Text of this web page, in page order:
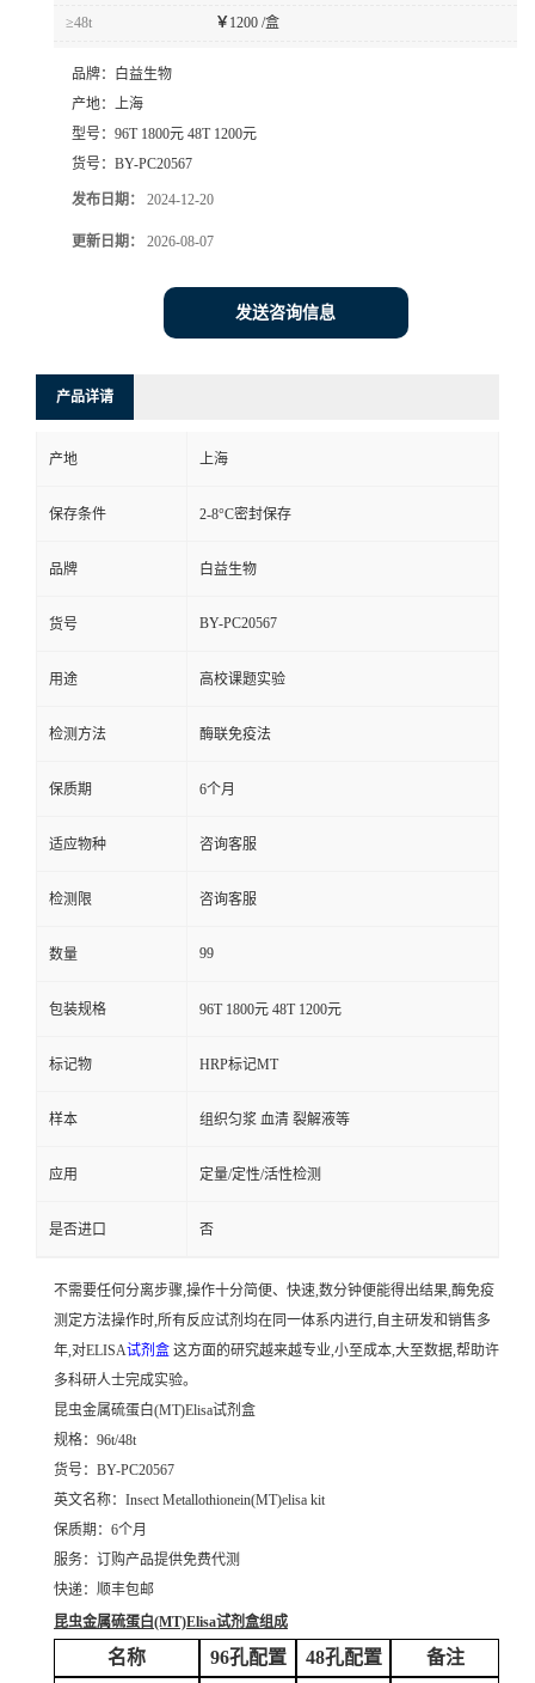
≥48t ￥ 1200 /盒
品牌：
白益生物
产地： 上海
型号： 96T 1800元 48T 1200元
货号： BY-PC20567
发布日期： 2024-12-20
更新日期： 2026-08-07
发送咨询信息
产品详请
产地 上海
保存条件 2-8°C密封保存
品牌 白益生物
货号 BY-PC20567
用途 高校课题实验
检测方法 酶联免疫法
保质期 6个月
适应物种 咨询客服
检测限 咨询客服
数量 99
包装规格 96T 1800元 48T 1200元
标记物 HRP标记MT
样本 组织匀浆 血清 裂解液等
应用 定量/定性/活性检测
是否进口 否
不需要任何分离步骤,操作十分简便、快速,数分钟便能得出结果,酶免疫
测定方法操作时,所有反应试剂均在同一体系内进行,自主研发和销售多
年,对ELISA试剂盒 这方面的研究越来越专业,小至成本,大至数据,帮助许
多科研人士完成实验。
昆虫金属硫蛋白(MT)Elisa试剂盒
规格：96t/48t
货号：BY-PC20567
英文名称： Insect Metallothionein(MT)elisa kit
保质期：6个月
服务：订购产品提供免费代测
快递：顺丰包邮
昆虫金属硫蛋白(MT)Elisa试剂盒组成
名称 96孔配置 48孔配置 备注